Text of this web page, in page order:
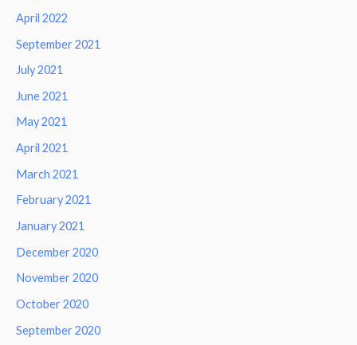
April 2022
September 2021
July 2021
June 2021
May 2021
April 2021
March 2021
February 2021
January 2021
December 2020
November 2020
October 2020
September 2020